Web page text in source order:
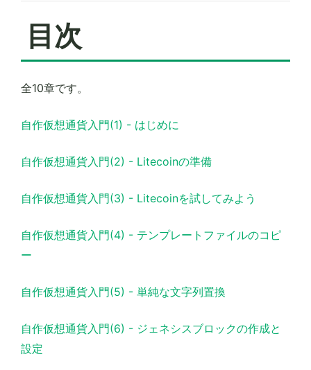
目次
全10章です。
自作仮想通貨入門(1) - はじめに
自作仮想通貨入門(2) - Litecoinの準備
自作仮想通貨入門(3) - Litecoinを試してみよう
自作仮想通貨入門(4) - テンプレートファイルのコピ
ー
自作仮想通貨入門(5) - 単純な文字列置換
自作仮想通貨入門(6) - ジェネシスブロックの作成と
設定